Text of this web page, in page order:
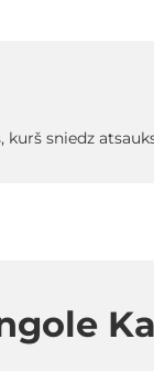
kurš sniedz